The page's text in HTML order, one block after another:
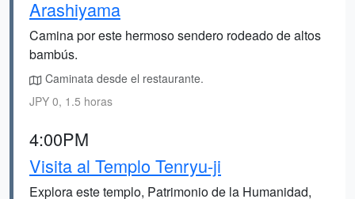
Arashiyama
Camina por este hermoso sendero rodeado de altos
bambús.
Caminata desde el restaurante.
JPY 0, 1.5 horas
4:00PM
Visita al Templo Tenryu-ji
Explora este templo, Patrimonio de la Humanidad,